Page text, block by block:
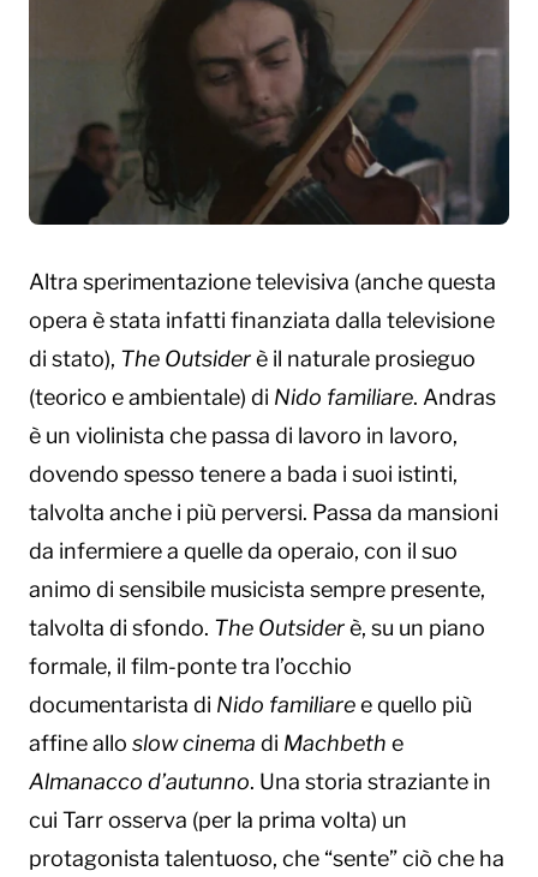
Altra sperimentazione televisiva (anche questa
opera è stata infatti finanziata dalla televisione
di stato), The Outsiderè il naturale prosieguo
(teorico e ambientale) di Nido familiare. Andras
è un violinista che passa di lavoro in lavoro,
dovendo spesso tenere a bada i suoi istinti,
talvolta anche i più perversi. Passa da mansioni
da infermiere a quelle da operaio, con il suo
animo di sensibile musicista sempre presente,
talvolta di sfondo. The Outsiderè, su un piano
formale, il film-ponte tra l’occhio
documentarista di Nido familiaree quello più
affine allo slow cinema di Machbeth e
Almanacco d’autunno. Una storia straziante in
cui Tarr osserva (per la prima volta) un
protagonista talentuoso, che “sente” ciò che ha